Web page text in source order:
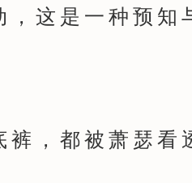
这是一种预知
，都被萧瑟看